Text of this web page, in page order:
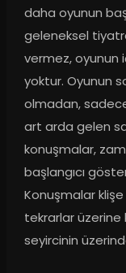
daha oyunun
geleneksel
vermez, oyunun
yoktur. Oyunun
olmadan,
art arda gelen
konuşmalar,
başlangıcı
Konuşmalar
tekrarlar üzerine
seyircinin